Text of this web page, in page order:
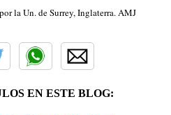
la Un. de Surrey, Inglaterra. AMJ
EN ESTE BLOG: